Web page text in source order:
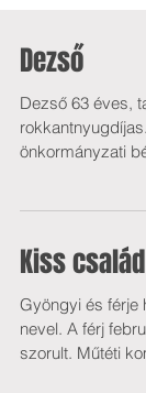
Dezső
Dezső 63 éves,
önkormányzati
Kiss család
Gyöngyi és férje
nevel. A férj
szorult. Műtéti